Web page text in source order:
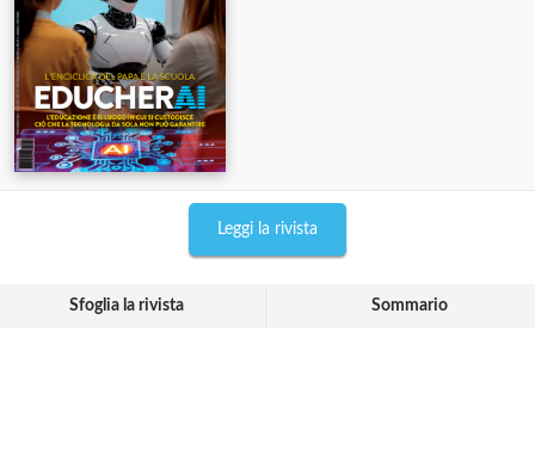
Leggi la rivista
Sfoglia la rivista Sommario